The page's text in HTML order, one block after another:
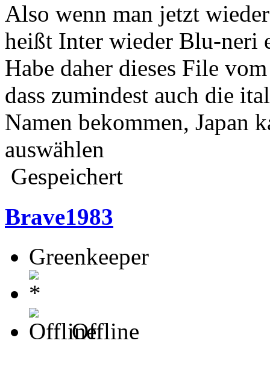
Also wenn man jetzt
heißt Inter wieder Blu-neri
Habe daher dieses File
dass zumindest auch die
Namen bekommen, Japan
auswählen
Gespeichert
Brave1983
Greenkeeper
Offline